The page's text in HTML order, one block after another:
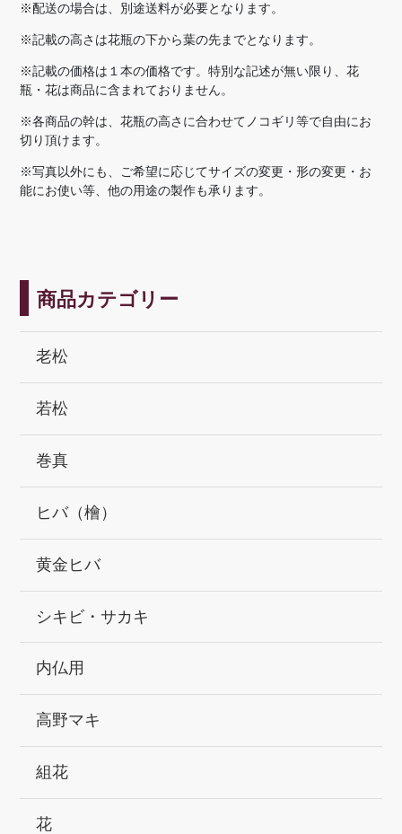
商品カテゴリー
老松
若松
巻真
ヒバ（檜）
黄金ヒバ
シキビ・サカキ
内仏用
高野マキ
組花
花
※配送の場合は、別途送料が必要となります。
※記載の高さは花瓶の下から葉の先までとなります。
※記載の価格は１本の価格です。特別な記述が無い限り、花
瓶・花は商品に含まれておりません。
※各商品の幹は、花瓶の高さに合わせてノコギリ等で自由にお
切り頂けます。
※写真以外にも、ご希望に応じてサイズの変更・形の変更・お
能にお使い等、他の用途の製作も承ります。